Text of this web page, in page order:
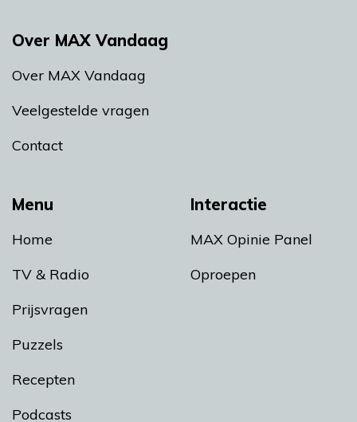
Menu
Home
TV & Radio
Prijsvragen
Puzzels
Recepten
Podcasts
Interactie
MAX Opinie Panel
Oproepen
Over MAX Vandaag
Over MAX Vandaag
Veelgestelde vragen
Contact